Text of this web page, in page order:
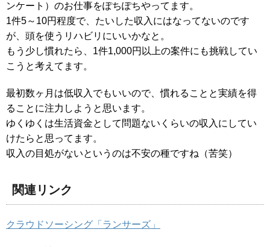
ンケート）のお仕事をぽちぽちやってます。
1件5～10円程度で、たいした収入にはなってないのです
が、頭を使うリハビリにいいかなと。
もう少し慣れたら、1件1,000円以上の案件にも挑戦してい
こうと考えてます。
最初数ヶ月は低収入でもいいので、慣れることと実績を得
ることに注力しようと思います。
ゆくゆくは生活資金として問題ないくらいの収入にしてい
けたらと思ってます。
収入の目処がないというのは不安の種ですね（苦笑）
関連リンク
クラウドソーシング「ランサーズ」